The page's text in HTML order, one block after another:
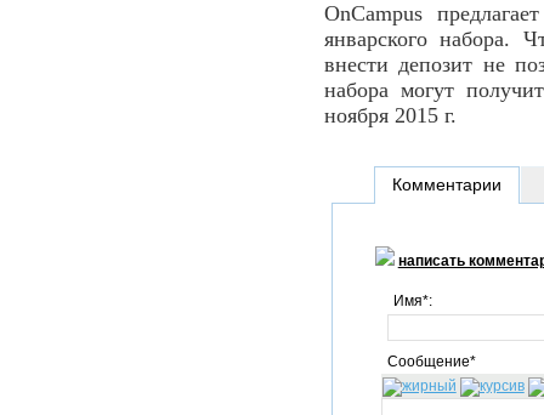
OnCampus
январского набора.
внести депозит не
набора могут
ноября 2015 г.
Комментарии
написать
Имя*:
Сообщение*